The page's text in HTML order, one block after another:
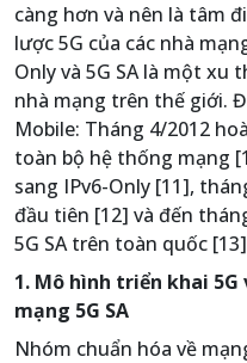
càng hơn và nên là tâm
lược 5G của các nhà
Only và 5G SA là một xu
nhà mạng trên thế giới.
Mobile: Tháng 4/2012
toàn bộ hệ thống mạng
sang IPv6-Only [11],
đầu tiên [12] và đến
5G SA trên toàn quốc
1. Mô hình triển khai
mạng 5G SA
Nhóm chuẩn hóa về